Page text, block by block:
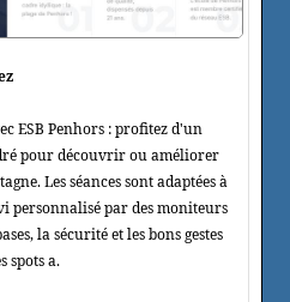
ESB Penhors : profitez d'un
pour découvrir ou améliorer
Les séances sont adaptées à
personnalisé par des moniteurs
la sécurité et les bons gestes
spots a.